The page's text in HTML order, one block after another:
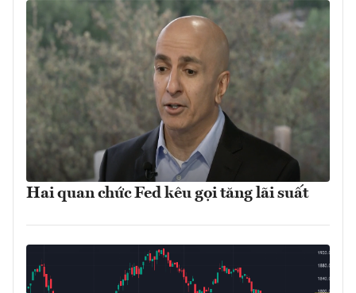
Hai quan chức Fed kêu gọi tăng lãi suất